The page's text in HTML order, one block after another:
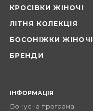
КРОСІВКИ ЖІНОЧІ
ЛІТНЯ КОЛЕКЦІЯ
БОСОНІЖКИ ЖІНОЧІ
БРЕНДИ
ІНФОРМАЦІЯ
Бонусна програма